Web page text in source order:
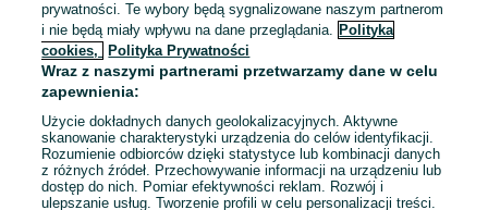
Kojec dla psa 3x2 profil czarny
1 760 zł
Limanowa
Odświeżono dnia 30 lipca 2026
prywatności. Te wybory będą sygnalizowane naszym partnerom
i nie będą miały wpływu na dane przeglądania. Polityka
cookies,
Polityka Prywatności
Wraz z naszymi partnerami przetwarzamy dane w celu
zapewnienia:
Użycie dokładnych danych geolokalizacyjnych. Aktywne
skanowanie charakterystyki urządzenia do celów identyfikacji.
Rozumienie odbiorców dzięki statystyce lub kombinacji danych
z różnych źródeł. Przechowywanie informacji na urządzeniu lub
dostęp do nich. Pomiar efektywności reklam. Rozwój i
ulepszanie usług. Tworzenie profili w celu personalizacji treści.